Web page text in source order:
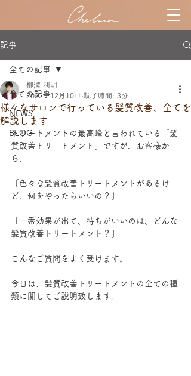
記事
全ての記事
NEWS
BLOG
全ての記事
様々なサロンで行っている髪質改善、全てを
解説します
柳澤 利明
2022年12月10日 読了時間: 3分
トリートメントの最高峰と言われている「髪
質改善トリートメント」ですが、お客様か
ら、
「色々な髪質改善トリートメントがあるけ
ど、何をやったらいいの？」
「一番効果が出て、持ちがいいのは、どんな
髪質改善トリートメント？」
こんなご質問をよく受けます。
今日は、髪質改善トリートメントの全ての種
類に関してご説明致します。